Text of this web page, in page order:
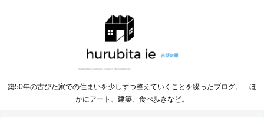
築50年の古びた家での住まいを少しずつ整えていくことを綴ったブログ。 ほ
かにアート、建築、食べ歩きなど。